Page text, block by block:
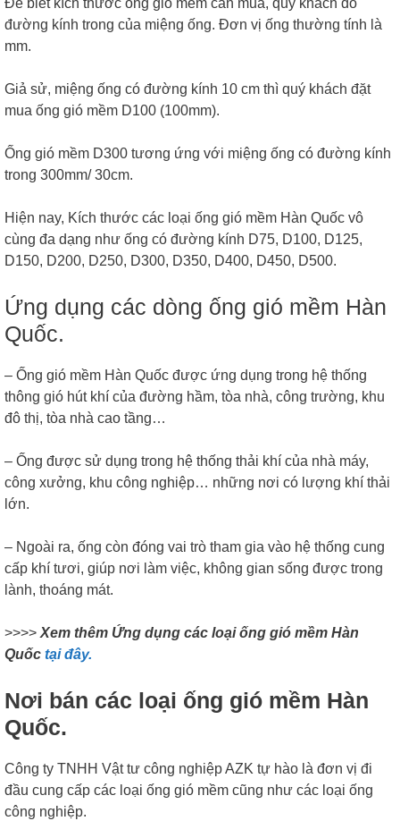
đường kính trong của miệng ống. Đơn vị ống thường tính là
mm.
Giả sử, miệng ống có đường kính 10 cm thì quý khách đặt
mua ống gió mềm D100 (100mm).
Ống gió mềm D300 tương ứng với miệng ống có đường kính
trong 300mm/ 30cm.
Hiện nay, Kích thước các loại ống gió mềm Hàn Quốc vô
cùng đa dạng như ống có đường kính D75, D100, D125,
D150, D200, D250, D300, D350, D400, D450, D500.
Ứng dụng các dòng ống gió mềm Hàn
Quốc.
– Ống gió mềm Hàn Quốc được ứng dụng trong hệ thống
thông gió hút khí của đường hầm, tòa nhà, công trường, khu
đô thị, tòa nhà cao tầng…
– Ống được sử dụng trong hệ thống thải khí của nhà máy,
công xưởng, khu công nghiệp… những nơi có lượng khí thải
lớn.
– Ngoài ra, ống còn đóng vai trò tham gia vào hệ thống cung
cấp khí tươi, giúp nơi làm việc, không gian sống được trong
lành, thoáng mát.
>>>> Xem thêm Ứng dụng các loại ống gió mềm Hàn
Quốc tại đây.
Nơi bán các loại ống gió mềm Hàn
Quốc.
Công ty TNHH Vật tư công nghiệp AZK tự hào là đơn vị đi
đầu cung cấp các loại ống gió mềm cũng như các loại ống
công nghiệp.